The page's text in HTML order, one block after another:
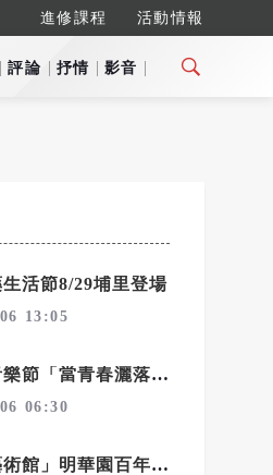
進修課程 活動情報
評論 抒情 影音
活節8/29埔里登場
13:05
野孩子音樂節「當青春灑落時」8/15接續登場
06:30
「戲巢藝術館」明華園百年歌仔戲再啟新篇